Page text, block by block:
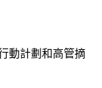
動計劃和高管摘